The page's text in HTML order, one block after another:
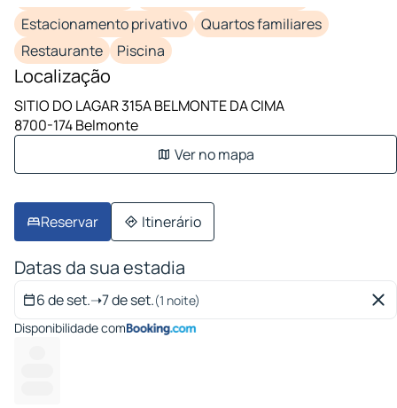
Estacionamento privativo
Quartos familiares
Restaurante
Piscina
Localização
SITIO DO LAGAR 315A BELMONTE DA CIMA
8700-174 Belmonte
Ver no mapa
Reservar Itinerário
Datas da sua estadia
6 de set.➝7 de set.(1 noite)
Disponibilidade com